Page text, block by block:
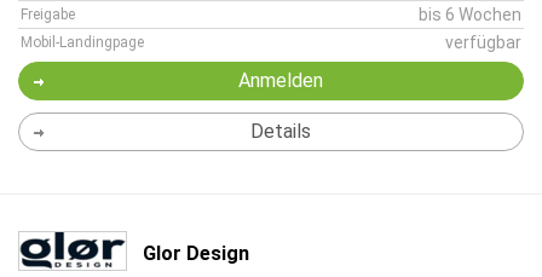
Freigabe bis 6 Wochen
Mobil-Landingpage verfügbar
Anmelden
Details
Glor Design